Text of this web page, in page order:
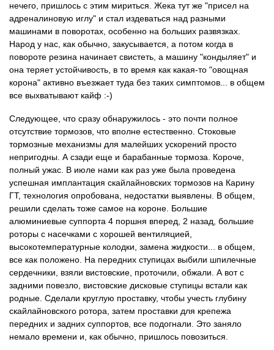
нечего, пришлось с этим мириться. Жека тут же "присел на
адреналиновую иглу" и стал издеваться над разными
машинами в поворотах, особенно на больших развязках.
Народ у нас, как обычно, закусывается, а потом когда в
повороте резина начинает свистеть, а машину "кондыляет" и
она теряет устойчивость, в то время как какая-то "овощная
корона" активно въезжает туда без таких симптомов... в общем
все выхватывают кайф :-)
Следующее, что сразу обнаружилось - это почти полное
отсутствие тормозов, что вполне естественно. Стоковые
тормозные механизмы для малейших ускорений просто
непригодны. А сзади еще и барабанные тормоза. Короче,
полный ужас. В июле нами как раз уже была проведена
успешная имплантация скайлайновских тормозов на Карину
ГТ, технология опробована, недостатки выявлены. В общем,
решили сделать тоже самое на короне. Большие
алюминиевые суппорта 4 поршня вперед, 2 назад, большие
роторы с насечками с хорошей вентиляцией,
высокотемпературные колодки, замена жидкости... в общем,
все как положено. На передних ступицах выбили шпилечные
сердечники, взяли вистовские, проточили, обжали. А вот с
задними повезло, вистовские дисковые ступицы встали как
родные. Сделали круглую проставку, чтобы учесть глубину
скайлайновского ротора, затем проставки для крепежа
передних и задних суппортов, все подогнали. Это заняло
немало времени и, как обычно, пришлось повозиться.